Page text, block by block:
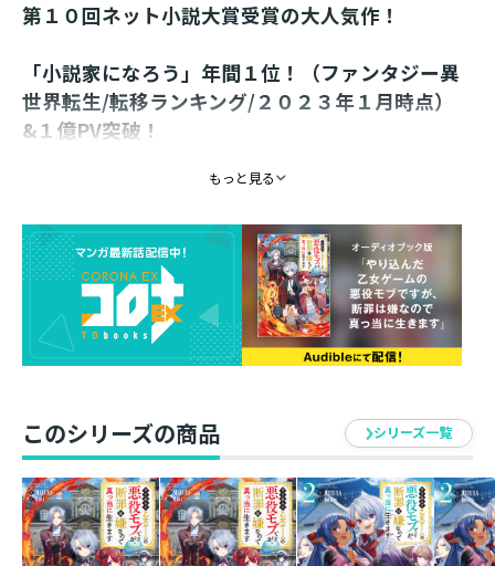
第１０回ネット小説大賞受賞の大人気作！
「小説家になろう」年間１位！（ファンタジー異
世界転生/転移ランキング/２０２３年１月時点）
&１億PV突破！
コミックス５巻同日発売！
未来の断罪回避と母の治療、そして領地の発展のため、
獣人国ズベーラで外交の旅を続けるリッドは、獣王セク
メトスが治める猫人族領に訪れていた。
最大の懸念事項は、ゲームの攻略対象であり、天才ゆえ
の深い孤独から”闇堕ち”ルートをもつ王子・ヨハン。バ
「僕と本気で戦ってくれ！」
早速夜中にヨハンから決闘を申し込まれる！
物理最強王子と非公式でぶつかることは避けたかった
が、彼と向き合うと決め全力で応える。
獣化と魔法が激突する死闘、拳で語り合い──互いの実
もっと見る
このシリーズの商品 シリーズ一覧